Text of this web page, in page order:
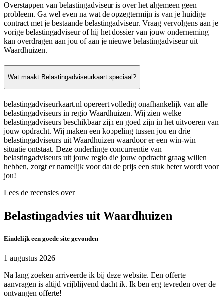
Overstappen van belastingadviseur is over het algemeen geen
probleem. Ga wel even na wat de opzegtermijn is van je huidige
contract met je bestaande belastingadviseur. Vraag vervolgens aan je
vorige belastingadviseur of hij het dossier van jouw onderneming
kan overdragen aan jou of aan je nieuwe belastingadviseur uit
Waardhuizen.
Wat maakt Belastingadviseurkaart speciaal?
belastingadviseurkaart.nl opereert volledig onafhankelijk van alle
belastingadviseurs in regio Waardhuizen. Wij zien welke
belastingadviseurs beschikbaar zijn en goed zijn in het uitvoeren van
jouw opdracht. Wij maken een koppeling tussen jou en drie
belastingadviseurs uit Waardhuizen waardoor er een win-win
situatie ontstaat. Deze onderlinge concurrentie van
belastingadviseurs uit jouw regio die jouw opdracht graag willen
hebben, zorgt er namelijk voor dat de prijs een stuk beter wordt voor
jou!
Lees de recensies over
Belastingadvies uit Waardhuizen
Eindelijk een goede site gevonden
1 augustus 2026
Na lang zoeken arriveerde ik bij deze website. Een offerte
aanvragen is altijd vrijblijvend dacht ik. Ik ben erg tevreden over de
ontvangen offerte!